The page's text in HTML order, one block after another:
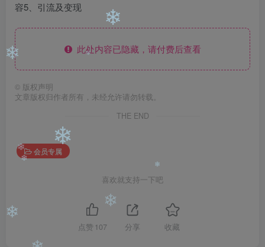
容5、引流及变现
此处内容已隐藏，请付费后查看
© 版权声明
文章版权归作者所有，未经允许请勿转载。
THE END
会员专属
喜欢就支持一下吧
点赞 107 分享 收藏
❄
❄
❄
❄ ❄
❄